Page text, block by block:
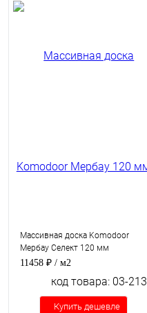
Массивная доска Komodoor
Мербау Селект 120 мм
11458 ₽ / м2
код товара: 03-213
Купить дешевле